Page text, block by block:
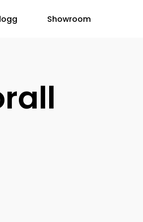
Showroom